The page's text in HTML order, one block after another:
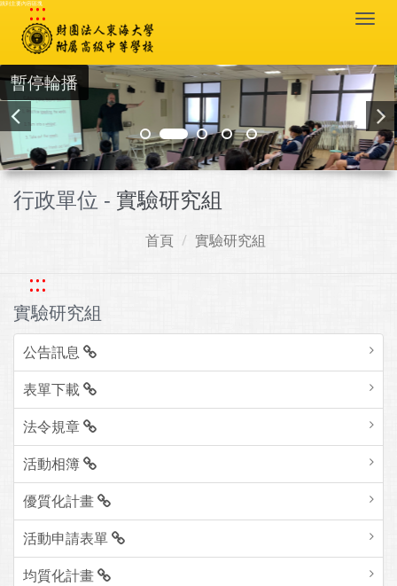
跳到主要內容區塊
:::
暫停輪播
行政單位 - 實驗研究組
首頁 實驗研究組
:::
實驗研究組
公告訊息
表單下載
法令規章
活動相簿
優質化計畫
活動申請表單
均質化計畫